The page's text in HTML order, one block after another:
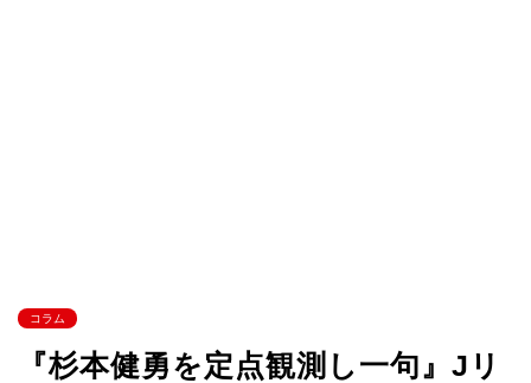
コラム
『杉本健勇を定点観測し一句』Jリ